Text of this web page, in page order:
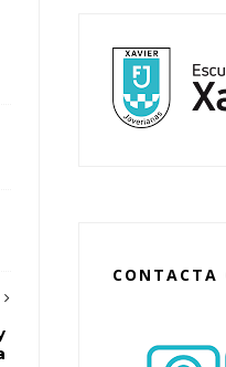
CONTACTA